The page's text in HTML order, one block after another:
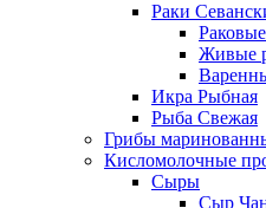
Раки
Живые
Икра Рыбная
Рыба Свежая
Грибы
Кисломолочные
Сыры
Сыр